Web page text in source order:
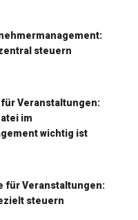
steuern
Veranstaltungen:
im
wichtig ist
für Veranstaltungen:
steuern